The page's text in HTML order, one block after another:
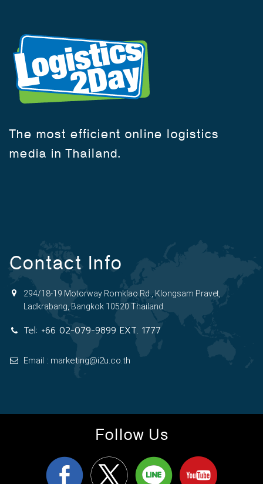
The most efficient online logistics
media in Thailand.
Contact Info
294/18-19 Motorway Romklao Rd., Klongsam Pravet,
Ladkrabang, Bangkok 10520 Thailand.
Tel: +66 02-079-9899 EXT. 1777
Email : marketing@i2u.co.th
Follow Us